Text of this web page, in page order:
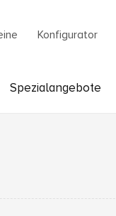
Konfigurator
Spezialangebote